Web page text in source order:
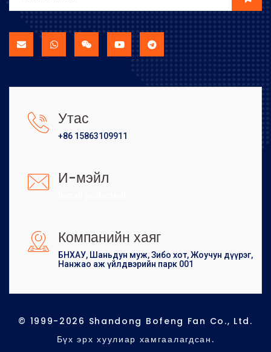
Утас
+86 15863109911
И-мэйл
Компанийн хаяг
БНХАУ, Шаньдун муж, Зибо хот, Жоучун дүүрэг,
Нанжао аж үйлдвэрийн парк 001
© 1999-2026 Shandong Bofeng Fan Co., Ltd.
Бүх эрх хуулиар хамгаалагдсан.